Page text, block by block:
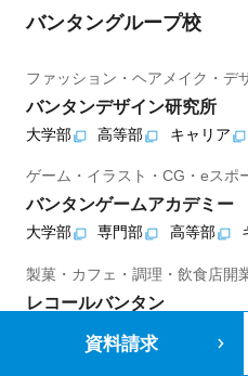
バンタングループ校
ファッション・ヘアメイク・デ
バンタンデザイン研究所
大学部 高等部 キャリア
ゲーム・イラスト・CG・eスポ
バンタンゲームアカデミー
大学部 専門部 高等部
製菓・カフェ・調理・飲食店開
レコールバンタン
高等部
ヘアメイク・ネイル・エステ・
資料請求